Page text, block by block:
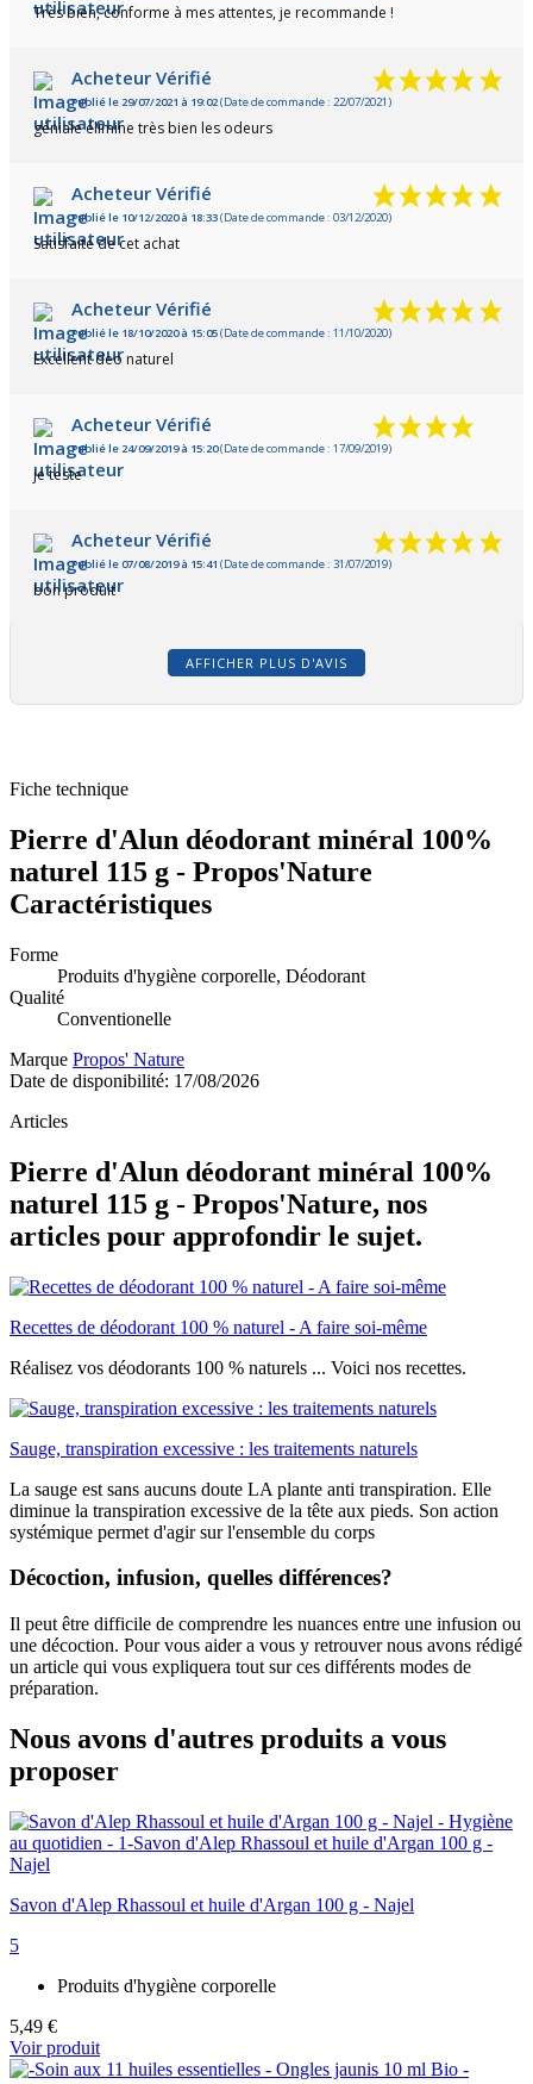
Très bien, conforme à mes attentes, je recommande !
Acheteur Vérifié
Publié le 29/07/2021 à 19:02(Date de commande : 22/07/2021)
géniale élimine très bien les odeurs
Acheteur Vérifié
Publié le 10/12/2020 à 18:33(Date de commande : 03/12/2020)
Satisfaite de cet achat
Acheteur Vérifié
Publié le 18/10/2020 à 15:05(Date de commande : 11/10/2020)
Excellent deo naturel
Acheteur Vérifié
Publié le 24/09/2019 à 15:20(Date de commande : 17/09/2019)
je teste
Acheteur Vérifié
Publié le 07/08/2019 à 15:41 (Date de commande : 31/07/2019)
bon produit
AFFICHER PLUS D'AVIS
Fiche technique
Pierre d'Alun déodorant minéral 100%
naturel 115 g - Propos'Nature
Caractéristiques
Forme
Produits d'hygiène corporelle, Déodorant
Qualité
Conventionelle
Marque Propos' Nature
Date de disponibilité: 17/08/2026
Articles
Pierre d'Alun déodorant minéral 100%
naturel 115 g - Propos'Nature, nos
articles pour approfondir le sujet.
Recettes de déodorant 100 % naturel - A faire soi-même
Réalisez vos déodorants 100 % naturels ... Voici nos recettes.
Sauge, transpiration excessive : les traitements naturels
La sauge est sans aucuns doute LA plante anti transpiration. Elle
diminue la transpiration excessive de la tête aux pieds. Son action
systémique permet d'agir sur l'ensemble du corps
Décoction, infusion, quelles différences?
Il peut être difficile de comprendre les nuances entre une infusion ou
une décoction. Pour vous aider a vous y retrouver nous avons rédigé
un article qui vous expliquera tout sur ces différents modes de
préparation.
Nous avons d'autres produits a vous
proposer
Savon d'Alep Rhassoul et huile d'Argan 100 g - Najel
5
Produits d'hygiène corporelle
5,49 €
Voir produit